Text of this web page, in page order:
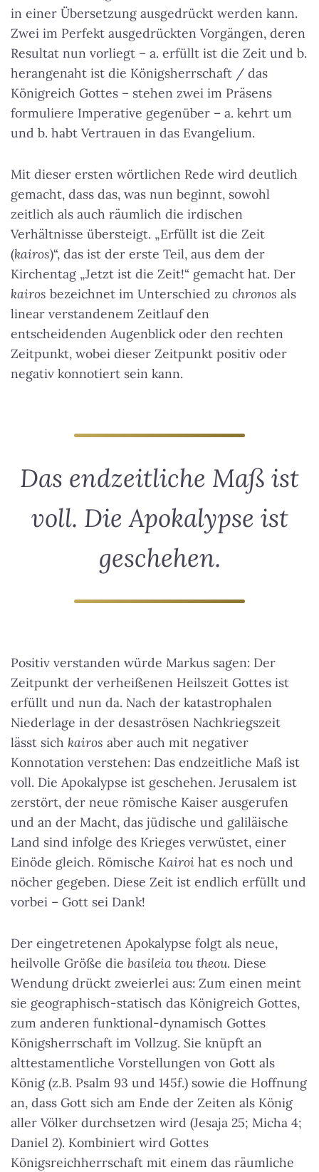
in einer Übersetzung ausgedrückt werden kann.
Zwei im Perfekt ausgedrückten Vorgängen, deren
Resultat nun vorliegt – a. erfüllt ist die Zeit und b.
herangenaht ist die Königsherrschaft / das
Königreich Gottes – stehen zwei im Präsens
formuliere Imperative gegenüber – a. kehrt um
und b. habt Vertrauen in das Evangelium.
Mit dieser ersten wörtlichen Rede wird deutlich
gemacht, dass das, was nun beginnt, sowohl
zeitlich als auch räumlich die irdischen
Verhältnisse übersteigt. „Erfüllt ist die Zeit
(kairos)“, das ist der erste Teil, aus dem der
Kirchentag „Jetzt ist die Zeit!“ gemacht hat. Der
kairos bezeichnet im Unterschied zu chronos als
linear verstandenem Zeitlauf den
entscheidenden Augenblick oder den rechten
Zeitpunkt, wobei dieser Zeitpunkt positiv oder
negativ konnotiert sein kann.
Das endzeitliche Maß ist
voll. Die Apokalypse ist
geschehen.
Positiv verstanden würde Markus sagen: Der
Zeitpunkt der verheißenen Heilszeit Gottes ist
erfüllt und nun da. Nach der katastrophalen
Niederlage in der desaströsen Nachkriegszeit
lässt sich kairos aber auch mit negativer
Konnotation verstehen: Das endzeitliche Maß ist
voll. Die Apokalypse ist geschehen. Jerusalem ist
zerstört, der neue römische Kaiser ausgerufen
und an der Macht, das jüdische und galiläische
Land sind infolge des Krieges verwüstet, einer
Einöde gleich. Römische Kairoi hat es noch und
nöcher gegeben. Diese Zeit ist endlich erfüllt und
vorbei – Gott sei Dank!
Der eingetretenen Apokalypse folgt als neue,
heilvolle Größe die basileia tou theou. Diese
Wendung drückt zweierlei aus: Zum einen meint
sie geographisch-statisch das Königreich Gottes,
zum anderen funktional-dynamisch Gottes
Königsherrschaft im Vollzug. Sie knüpft an
alttestamentliche Vorstellungen von Gott als
König (z.B. Psalm 93 und 145f.) sowie die Hoffnung
an, dass Gott sich am Ende der Zeiten als König
aller Völker durchsetzen wird (Jesaja 25; Micha 4;
Daniel 2). Kombiniert wird Gottes
Königsreichherrschaft mit einem das räumliche